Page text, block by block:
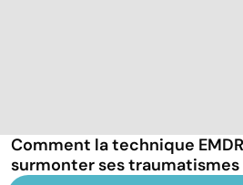
Comment la technique
surmonter ses traumatismes